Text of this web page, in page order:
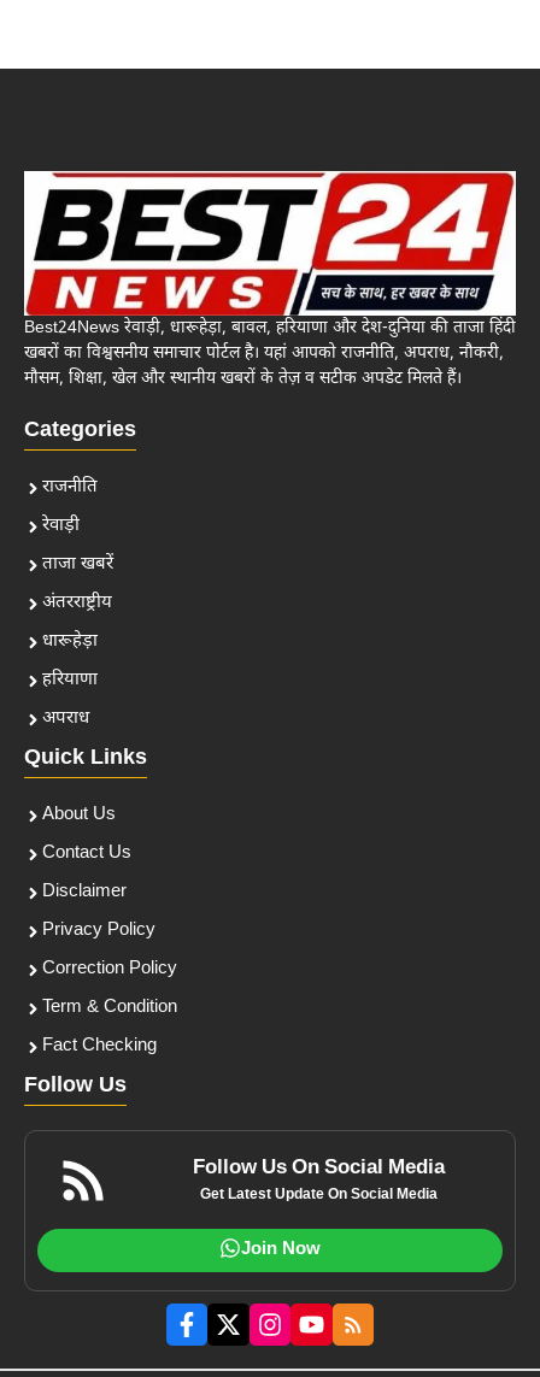
Best24News रेवाड़ी, धारूहेड़ा, बावल, हरियाणा और देश-दुनिया की ताजा हिंदी
खबरों का विश्वसनीय समाचार पोर्टल है। यहां आपको राजनीति, अपराध, नौकरी,
मौसम, शिक्षा, खेल और स्थानीय खबरों के तेज़ व सटीक अपडेट मिलते हैं।
Categories
राजनीति
रेवाड़ी
ताजा खबरें
अंतरराष्ट्रीय
धारूहेड़ा
हरियाणा
अपराध
Quick Links
About Us
Contact Us
Disclaimer
Privacy Policy
Correction Policy
Term & Condition
Fact Checking
Follow Us
Follow Us On Social Media
Get Latest Update On Social Media
Join Now